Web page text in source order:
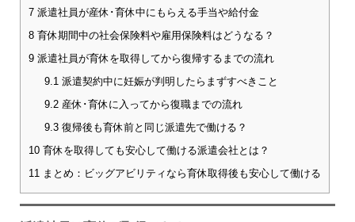
7派遣社員が産休･育休中にもらえる手当や給付金
8育休期間中の社会保険料や雇用保険料はどうなる？
9派遣社員が育休を取得してから復帰するまでの流れ
9.1派遣契約中に妊娠が判明したらまずすべきこと
9.2産休･育休に入ってから復職までの流れ
9.3復帰後も育休前と同じ派遣先で働ける？
10育休を取得しても安心して働ける派遣会社とは？
11まとめ：ビッグアビリティなら育休取得後も安心して働ける